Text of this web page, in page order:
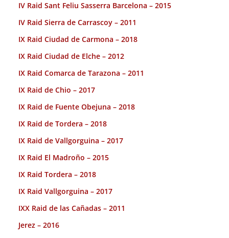
IV Raid Sant Feliu Sasserra Barcelona – 2015
IV Raid Sierra de Carrascoy – 2011
IX Raid Ciudad de Carmona – 2018
IX Raid Ciudad de Elche – 2012
IX Raid Comarca de Tarazona – 2011
IX Raid de Chio – 2017
IX Raid de Fuente Obejuna – 2018
IX Raid de Tordera – 2018
IX Raid de Vallgorguina – 2017
IX Raid El Madroño – 2015
IX Raid Tordera – 2018
IX Raid Vallgorguina – 2017
IXX Raid de las Cañadas – 2011
Jerez – 2016